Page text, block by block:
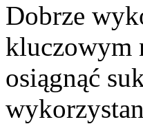
Dobrze
kluczowym
osiągnąć